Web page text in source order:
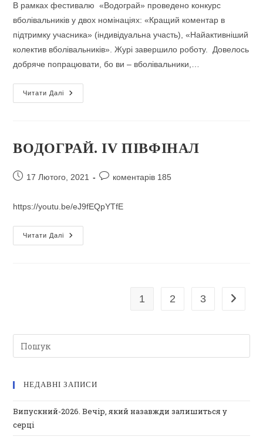
В рамках фестивалю «Водограй» проведено конкурс
вболівальників у двох номінаціях: «Кращий коментар в
підтримку учасника» (індивідуальна участь), «Найактивніший
колектив вболівальників». Журі завершило роботу. Довелось
добряче попрацювати, бо ви – вболівальники,…
Читати Далі
Підсумки
Конкурсу
ВОДОГРАЙ. IV ПІВФІНАЛ
Запис17 Лютого, 2021
Коментарі
коментарів 185
https://youtu.be/eJ9fEQpYTfE
Читати Далі
ВОДОГРАЙ.
IV
1 2 3
НЕДАВНІ ЗАПИСИ
Випускний-2026. Вечір, який назавжди залишиться у
серці